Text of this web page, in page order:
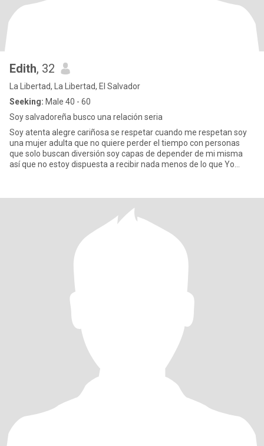
Edith, 32
La Libertad, La Libertad, El Salvador
Seeking: Male 40 - 60
Soy salvadoreña busco una relación seria
Soy atenta alegre cariñosa se respetar cuando me respetan soy
una mujer adulta que no quiere perder el tiempo con personas
que solo buscan diversión soy capas de depender de mi misma
así que no estoy dispuesta a recibir nada menos de lo que Yo